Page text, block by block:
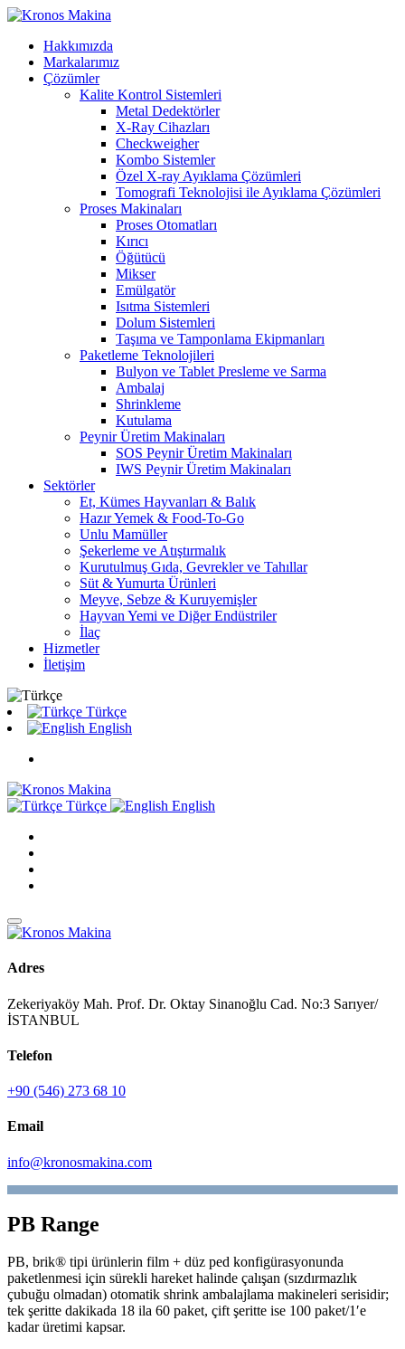
Hakkımızda
Markalarımız
Çözümler
Kalite Kontrol Sistemleri
Metal Dedektörler
X-Ray Cihazları
Checkweigher
Kombo Sistemler
Özel X-ray Ayıklama Çözümleri
Tomografi Teknolojisi ile Ayıklama Çözümleri
Proses Makinaları
Proses Otomatları
Kırıcı
Öğütücü
Mikser
Emülgatör
Isıtma Sistemleri
Dolum Sistemleri
Taşıma ve Tamponlama Ekipmanları
Paketleme Teknolojileri
Bulyon ve Tablet Presleme ve Sarma
Ambalaj
Shrinkleme
Kutulama
Peynir Üretim Makinaları
SOS Peynir Üretim Makinaları
IWS Peynir Üretim Makinaları
Sektörler
Et, Kümes Hayvanları & Balık
Hazır Yemek & Food-To-Go
Unlu Mamüller
Şekerleme ve Atıştırmalık
Kurutulmuş Gıda, Gevrekler ve Tahıllar
Süt & Yumurta Ürünleri
Meyve, Sebze & Kuruyemişler
Hayvan Yemi ve Diğer Endüstriler
İlaç
Hizmetler
İletişim
Türkçe
English
Türkçe English
Adres
Zekeriyaköy Mah. Prof. Dr. Oktay Sinanoğlu Cad. No:3 Sarıyer/
İSTANBUL
Telefon
+90 (546) 273 68 10
Email
info@kronosmakina.com
PB Range
PB, brik® tipi ürünlerin film + düz ped konfigürasyonunda
paketlenmesi için sürekli hareket halinde çalışan (sızdırmazlık
çubuğu olmadan) otomatik shrink ambalajlama makineleri serisidir;
tek şeritte dakikada 18 ila 60 paket, çift şeritte ise 100 paket/1′e
kadar üretimi kapsar.